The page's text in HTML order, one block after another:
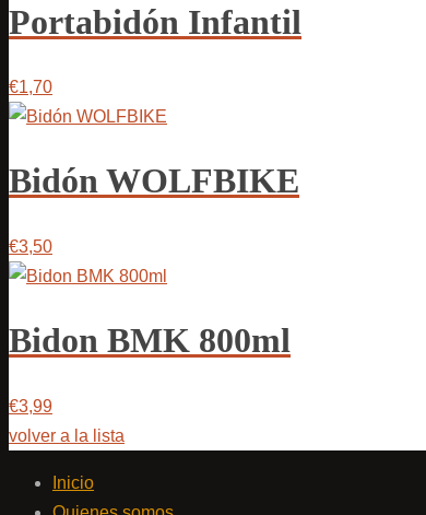
Portabidón Infantil
€1,70
Bidón WOLFBIKE
€3,50
Bidon BMK 800ml
€3,99
volver a la lista
Inicio